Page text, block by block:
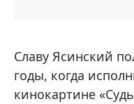
Славу Ясинский
годы, когда
кинокартине